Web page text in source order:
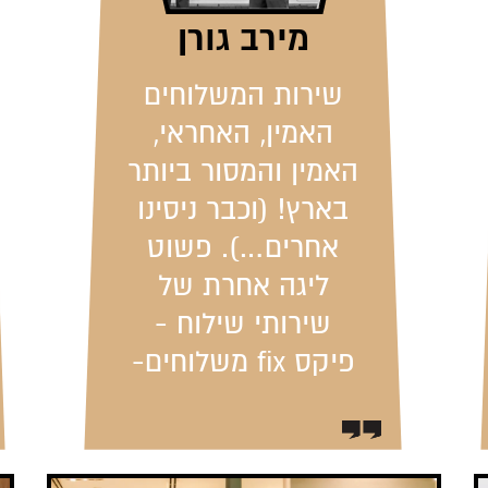
מירב גורן
שירות המשלוחים
האמין, האחראי,
האמין והמסור ביותר
בארץ! (וכבר ניסינו
אחרים…). פשוט
ליגה אחרת של
שירותי שילוח -
פיקס fix משלוחים-